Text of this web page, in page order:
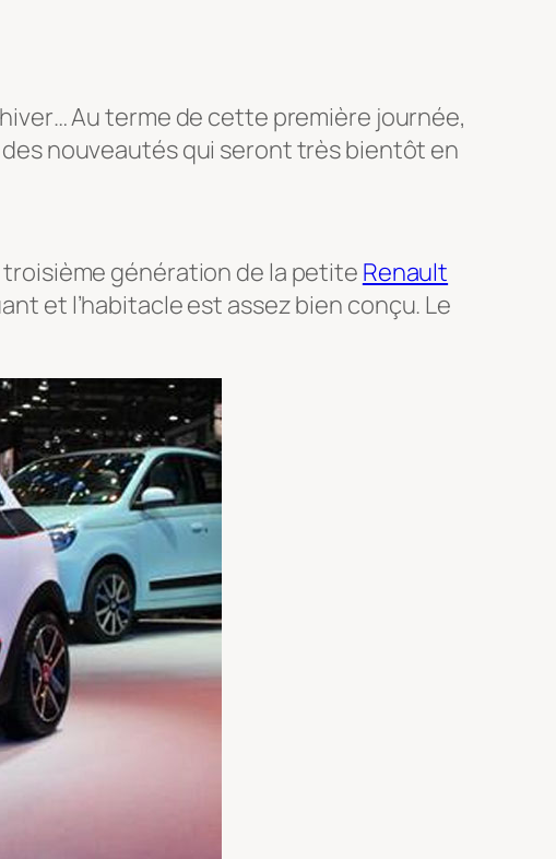
Au terme de cette première journée,
nouveautés qui seront très bientôt en
troisième génération de la petite Renault
et l’habitacle est assez bien conçu. Le